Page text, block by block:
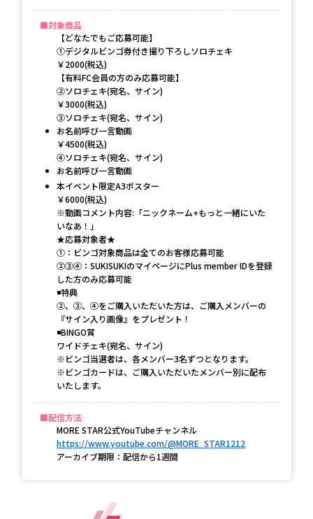
対象商品
【どなたでもご応募可能】
①デジタルビンゴ券付き撮り下ろしソロチェキ
￥2000(税込)
【有料FC会員の方のみ応募可能】
②ソロチェキ(宛名、サイン)
￥3000(税込)
③ソロチェキ(宛名、サイン)
お名前呼び一言動画
￥4500(税込)
④ソロチェキ(宛名、サイン)
お名前呼び一言動画
本イベント限定A3ポスター
￥6000(税込)
※動画コメント内容:「ニックネーム+もっと一緒にいた
いなあ！」
★応募対象者★
①：ビンゴ対象商品は全てのお客様応募可能
②③④：SUKISUKIのマイページにPlus member IDを登録
した方のみ応募可能
◾️特典
②、③、④をご購入いただいた方は、ご購入メンバーの
『サイン入り画像』をプレゼント！
◾️BINGO賞
ワイドチェキ(宛名、サイン)
※ビンゴ当選者は、各メンバー3名ずつとなります。
※ビンゴカードは、ご購入いただいたメンバー別に配布
いたします。
配信方法
MORE STAR公式YouTubeチャンネル
https://www.youtube.com/@MORE_STAR1212
アーカイブ期限：配信から1週間